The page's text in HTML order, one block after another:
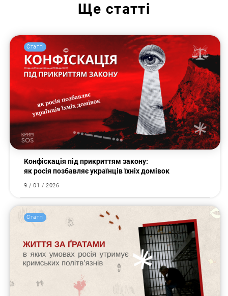
Ще статті
Статті
Конфіскація під прикриттям закону:
як росія позбавляє українців їхніх домівок
9 / 01 / 2026
Статті